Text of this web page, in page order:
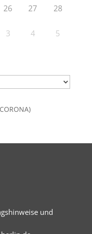
26 27 28
3 4 5
und